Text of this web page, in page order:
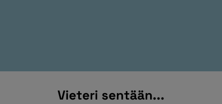
Vieteri sentään...